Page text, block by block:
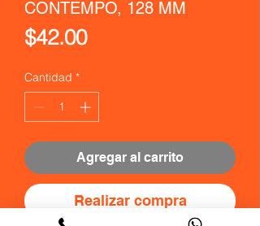
CONTEMPO, 128 MM
$42.00Precio
Cantidad *
Agregar al carrito
Realizar compra